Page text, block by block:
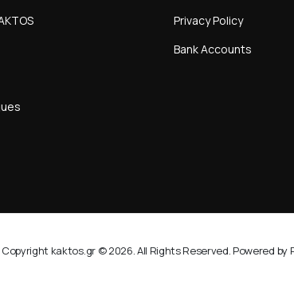
Privacy Policy
Bank Accounts
Copyright kaktos.gr © 2026. All Rights Reserved. Powered by